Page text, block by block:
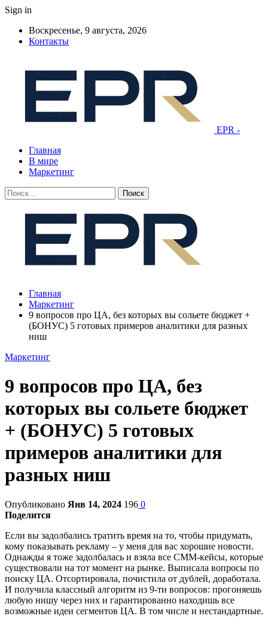
Sign in
Воскресенье, 9 августа, 2026
Контакты
EPR -
Главная
В мире
Маркетинг
Главная
Маркетинг
9 вопросов про ЦА, без которых вы сольете бюджет +
(БОНУС) 5 готовых примеров аналитики для разных
ниш
Маркетинг
9 вопросов про ЦА, без
которых вы сольете бюджет
+ (БОНУС) 5 готовых
примеров аналитики для
разных ниш
Опубликовано Янв 14, 2024 196 0
Поделится
Если вы задолбались тратить время на то, чтобы придумать,
кому показывать рекламу – у меня для вас хорошие новости.
Однажды я тоже задолбалась и взяла все СММ-кейсы, которые
существовали на тот момент на рынке. Выписала вопросы по
поиску ЦА. Отсортировала, почистила от дублей, доработала.
И получила классный алгоритм из 9-ти вопросов: прогоняешь
любую нишу через них и гарантированно находишь все
возможные идеи сегментов ЦА. В том числе и нестандартные.